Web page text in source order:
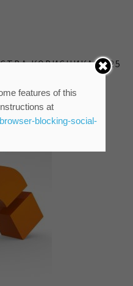
КОРИСНИКА 2025
features of this
at
blocking-social-